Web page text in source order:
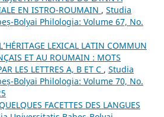
EN ISTRO-ROUMAIN , Studia
Bolyai Philologia: Volume 67, No.
L’HÉRITAGE LEXICAL LATIN COMMUN
ET AU ROUMAIN : MOTS
LES LETTRES A, B ET C , Studia
Bolyai Philologia: Volume 70, No.
FACETTES DES LANGUES